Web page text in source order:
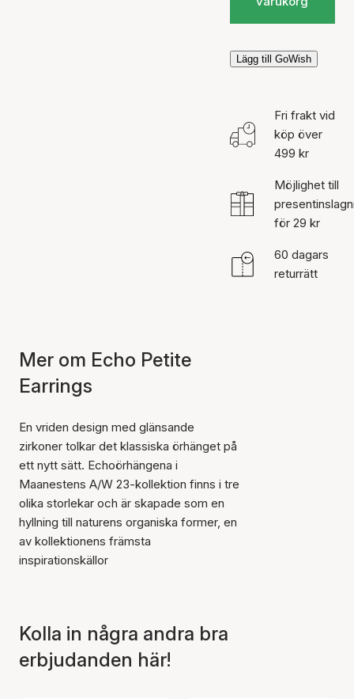
Lägg till GoWish
Artikeln har lagts till i
korgen
Fri frakt vid
köp över
499 kr
Möjlighet till
för 29 kr
60 dagars
returrätt
Mer om Echo Petite
Earrings
En vriden design med glänsande
zirkoner tolkar det klassiska örhänget på
ett nytt sätt. Echoörhängena i
Maanestens A/W 23-kollektion finns i tre
olika storlekar och är skapade som en
hyllning till naturens organiska former, en
av kollektionens främsta
inspirationskällor
Kolla in några andra bra
erbjudanden här!